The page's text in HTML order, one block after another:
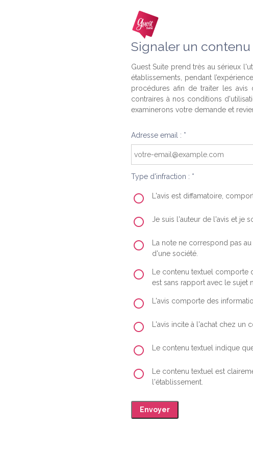
Signaler un
Guest Suite prend très au sérieux
établissements, pendant
procédures afin de traiter les avis
contraires à nos conditions
examinerons votre demande et
Adresse email : *
Type d'infraction : *
L'avis est diffamatoire,
Je suis l'auteur de l'avis et je
La note ne correspond pas
d'une société.
Le contenu textuel
est sans rapport avec le sujet
L'avis comporte des
L'avis incite à l'achat chez
Le contenu textuel indique
Le contenu textuel est
l'établissement.
Envoyer